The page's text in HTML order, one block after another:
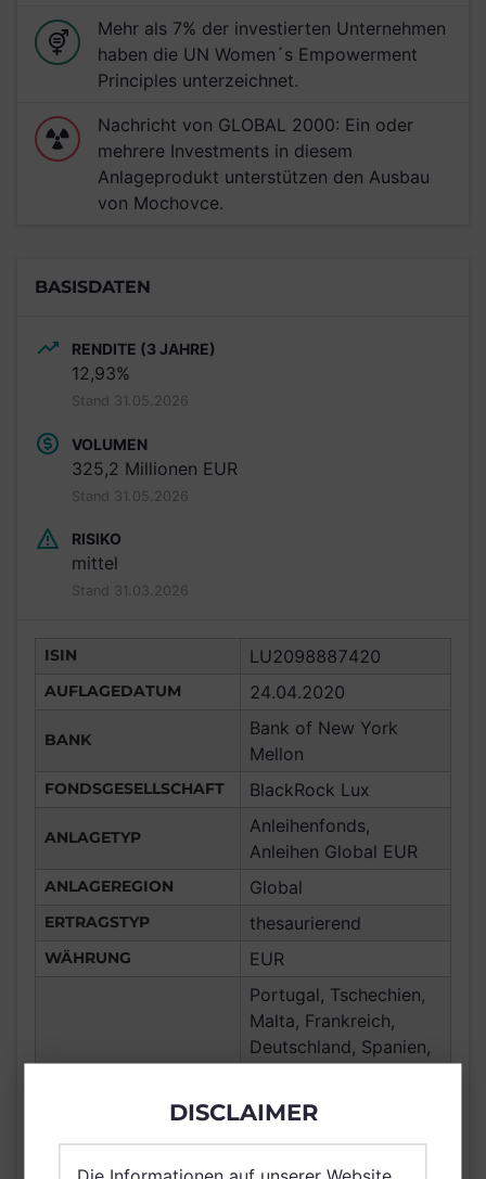
Mehr als 7% der investierten Unternehmen
haben die UN Women´s Empowerment
Principles unterzeichnet.
Nachricht von GLOBAL 2000: Ein oder
mehrere Investments in diesem
Anlageprodukt unterstützen den Ausbau
von Mochovce.
BASISDATEN
RENDITE (3 JAHRE)
12,93%
Stand 31.05.2026
VOLUMEN
325,2 Millionen EUR
Stand 31.05.2026
RISIKO
mittel
Stand 31.03.2026
ISIN LU2098887420
AUFLAGEDATUM 24.04.2020
BANK
Bank of New York
Mellon
FONDSGESELLSCHAFT BlackRock Lux
ANLAGETYP
Anleihenfonds,
Anleihen Global EUR
ANLAGEREGION Global
ERTRAGSTYP thesaurierend
WÄHRUNG
EUR
Portugal, Tschechien,
Malta, Frankreich,
Deutschland, Spanien,
Vereinigtes Königreich
Großbritannien und
Nordirland, Österreich,
DISCLAIMER